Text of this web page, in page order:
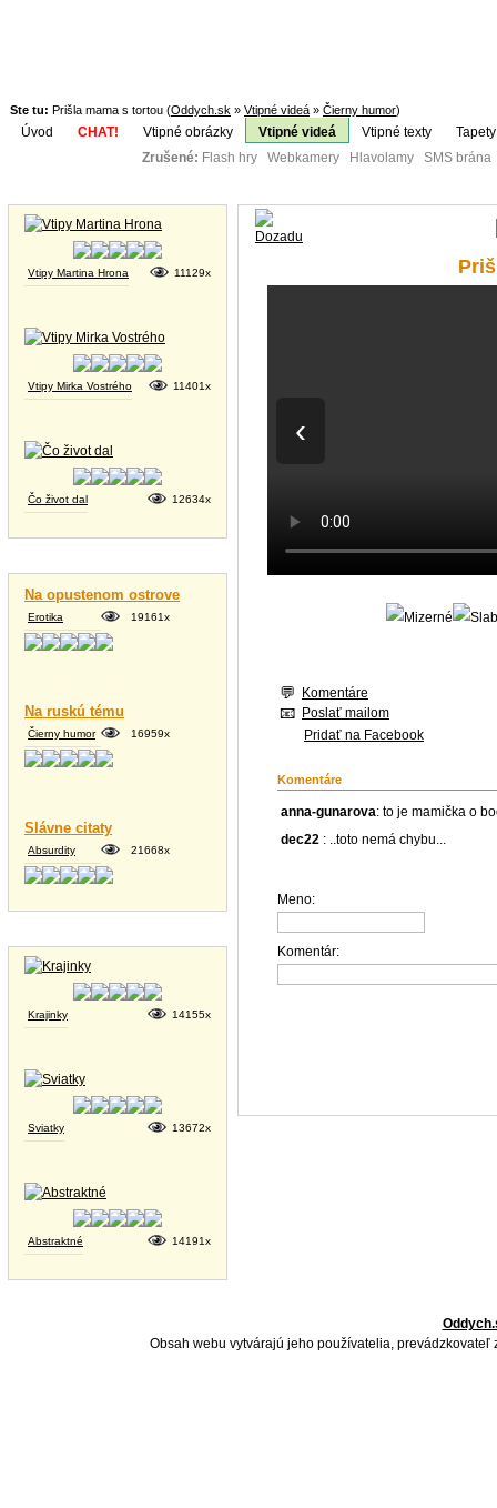
Ste tu: Prišla mama s tortou (Oddych.sk » Vtipné videá » Čierny humor)
Úvod CHAT! Vtipné obrázky Vtipné videá Vtipné texty
Zrušené: Flash hry Webkamery Hlavolamy SMS
Vtipy Martina Hrona 11129x
Vtipy Mirka Vostrého 11401x
Čo život dal 12634x
Na opustenom ostrove
Erotika 19161x
Na ruskú tému
Čierny humor 16959x
Slávne citaty
Absurdity 21668x
Krajinky 14155x
Sviatky 13672x
Abstraktné 14191x
‹
Komentáre
Poslať mailom
Pridať na Facebook
Komentáre
anna-gunarova: to je mamička o
dec22 : ..toto nemá chybu...
Meno:
Komentár:
Obsah webu vytvárajú jeho používatelia,